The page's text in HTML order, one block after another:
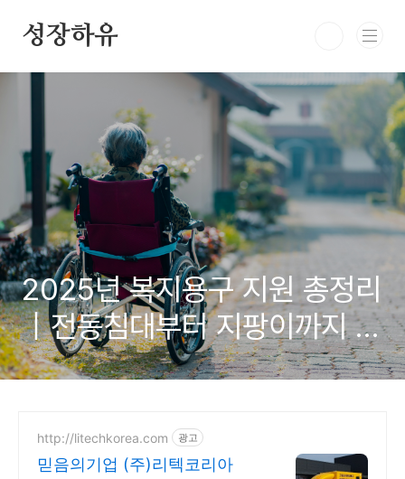
성장하유
2025년 복지용구 지원 총정리
｜전동침대부터 지팡이까지 연
160만원 혜택 받는 법
http://litechkorea.com 광고
믿음의기업 (주)리텍코리아